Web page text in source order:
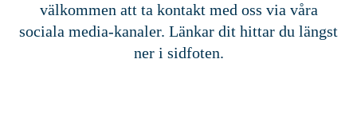
välkommen att ta kontakt med oss via våra
sociala media-kanaler. Länkar dit hittar du längst
ner i sidfoten.